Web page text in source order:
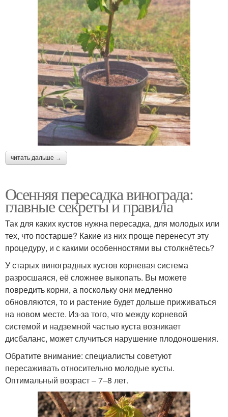
читать дальше →
Осенняя пересадка винограда:
главные секреты и правила
Так для каких кустов нужна пересадка, для молодых или
тех, что постарше? Какие из них проще перенесут эту
процедуру, и с какими особенностями вы столкнётесь?
У старых виноградных кустов корневая система
разросшаяся, её сложнее выкопать. Вы можете
повредить корни, а поскольку они медленно
обновляются, то и растение будет дольше приживаться
на новом месте. Из-за того, что между корневой
системой и надземной частью куста возникает
дисбаланс, может случиться нарушение плодоношения.
Обратите внимание: специалисты советуют
пересаживать относительно молодые кусты.
Оптимальный возраст – 7–8 лет.